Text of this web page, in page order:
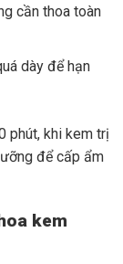
cần thoa toàn
dày để hạn
phút, khi kem trị
để cấp ẩm
kem